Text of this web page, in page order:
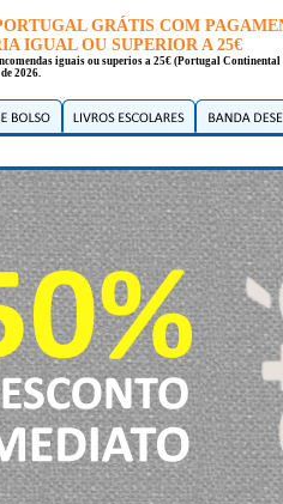
GRÁTIS COM
IGUAL OU SUPERIOR A 25€
iguais ou superios a 25€ (Portugal Continental
2026.